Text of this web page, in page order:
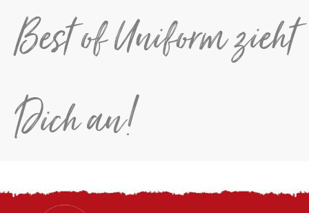
Best of Uniform zieht
Dich an!